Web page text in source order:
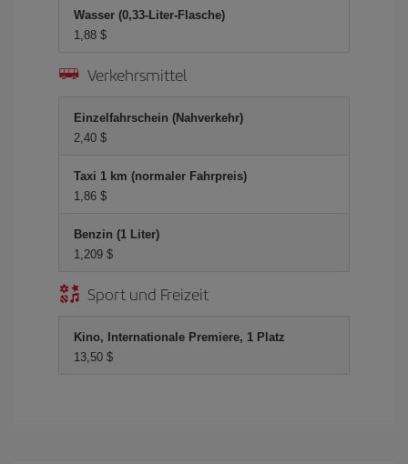
Wasser (0,33-Liter-Flasche)
1,88 $
Verkehrsmittel
Einzelfahrschein (Nahverkehr)
2,40 $
Taxi 1 km (normaler Fahrpreis)
1,86 $
Benzin (1 Liter)
1,209 $
Sport und Freizeit
Kino, Internationale Premiere, 1 Platz
13,50 $